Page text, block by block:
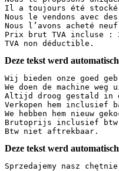
Il a toujours été
Nous le vendons avec
Nous l’avons acheté
Prix brut TVA incluse :
TVA non déductible.
Deze tekst werd
Wij bieden onze goed
We doen de machine
Altijd droog gestald in
Verkopen hem
We hebben hem nieuw
Brutoprijs inclusief
Btw niet aftrekbaar.
Deze tekst werd
Sprzedajemy nasz